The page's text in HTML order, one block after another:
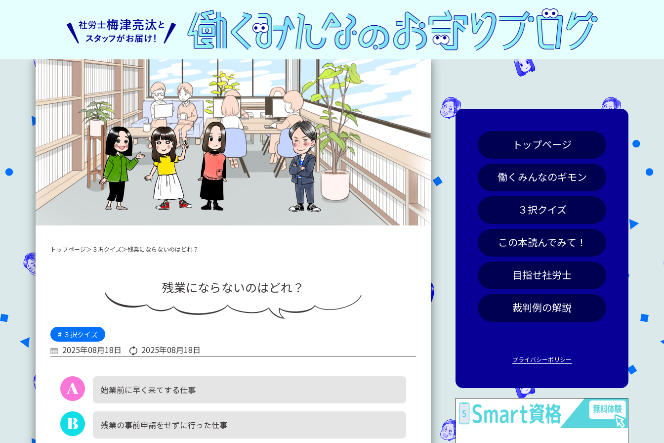
トップページ
働くみんなのギモン
３択クイズ
この本読んでみて！
目指せ社労士
裁判例の解説
プライバシーポリシー
トップページ＞ ３択クイズ＞残業にならないのはどれ？
残業にならないのはどれ？
# ３択クイズ
2025年08月18日 2025年08月18日
始業前に早く来てする仕事
残業の事前申請をせずに行った仕事